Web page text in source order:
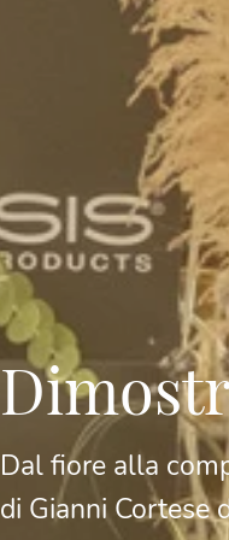
Dal fiore alla
di Gianni Cortese